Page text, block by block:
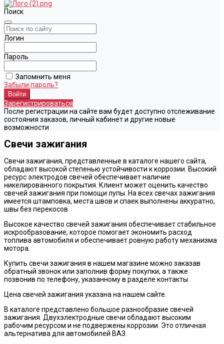
Поиск
Логин
Пароль
Запомнить меня
Забыли пароль?
Зарегистрироваться
После регистрации на сайте вам будет доступно отслеживание
состояния заказов, личный кабинет и другие новые
возможности
Свечи зажигания
Свечи зажигания, представленные в каталоге нашего сайта,
обладают высокой степенью устойчивости к коррозии. Высокий
ресурс электродов свечей обеспечивает наличие
никелированного покрытия. Клиент может оценить качество
свечей зажигания при помощи лупы. На всех свечах зажигания
имеется штамповка, места швов и спаек выполнены аккуратно,
швы без перекосов.
Высокое качество свечей зажигания обеспечивает стабильное
искрообразование, которое помогает экономить расход
топлива автомобиля и обеспечивает ровную работу механизма
мотора.
Купить свечи зажигания в нашем магазине можно заказав
обратный звонок или заполнив форму покупки, а также
позвонив по телефону, указанному в разделе контакты.
Цена свечей зажигания указана на нашем сайте.
В каталоге представлено большое разнообразие свечей
зажигания. Двухэлектродные свечи обладают высоким
рабочим ресурсом и не подвержены коррозии. Это отличная
альтернатива для автомобилей ВАЗ.